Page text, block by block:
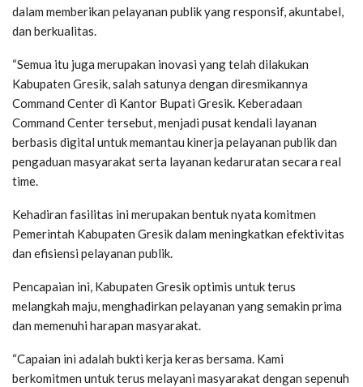
dalam memberikan pelayanan publik yang responsif, akuntabel,
dan berkualitas.
“Semua itu juga merupakan inovasi yang telah dilakukan
Kabupaten Gresik, salah satunya dengan diresmikannya
Command Center di Kantor Bupati Gresik. Keberadaan
Command Center tersebut, menjadi pusat kendali layanan
berbasis digital untuk memantau kinerja pelayanan publik dan
pengaduan masyarakat serta layanan kedaruratan secara real
time.
Kehadiran fasilitas ini merupakan bentuk nyata komitmen
Pemerintah Kabupaten Gresik dalam meningkatkan efektivitas
dan efisiensi pelayanan publik.
Pencapaian ini, Kabupaten Gresik optimis untuk terus
melangkah maju, menghadirkan pelayanan yang semakin prima
dan memenuhi harapan masyarakat.
“Capaian ini adalah bukti kerja keras bersama. Kami
berkomitmen untuk terus melayani masyarakat dengan sepenuh